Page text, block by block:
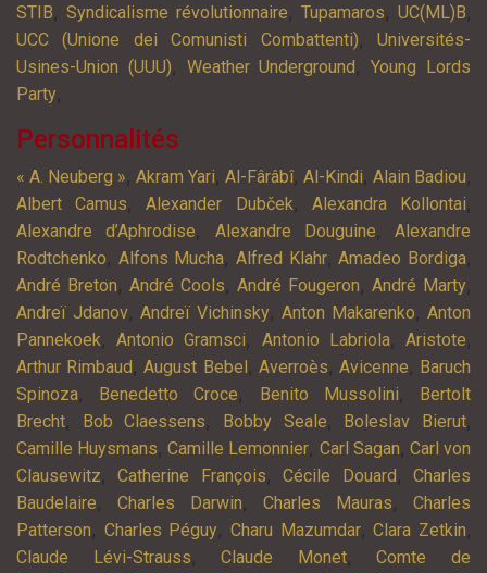
STIB, Syndicalisme révolutionnaire, Tupamaros, UC(ML)B,
UCC (Unione dei Comunisti Combattenti),Universités-
Usines-Union (UUU), Weather Underground ,Young Lords
Party,
Personnalités
« A. Neuberg », Akram Yari, Al-Fârâbî, Al-Kindi, Alain Badiou,
Albert Camus,Alexander Dubček, Alexandra Kollontai,
Alexandre d’Aphrodise, Alexandre Douguine, Alexandre
Rodtchenko, Alfons Mucha,Alfred Klahr,Amadeo Bordiga,
André Breton, André Cools, André Fougeron, André Marty,
Andreï Jdanov, Andreï Vichinsky, Anton Makarenko, Anton
Pannekoek,Antonio Gramsci, Antonio Labriola,Aristote,
Arthur Rimbaud ,August Bebel , Averroès, Avicenne, Baruch
Spinoza, Benedetto Croce, Benito Mussolini,
Bertolt
Brecht, Bob Claessens, Bobby Seale, Boleslav Bierut,
Camille Huysmans,Camille Lemonnier, Carl Sagan, Carl von
Clausewitz,Catherine François,Cécile Douard ,Charles
Baudelaire, Charles Darwin, Charles Mauras, Charles
Patterson, Charles Péguy,Charu Mazumdar,Clara Zetkin,
Claude Lévi-Strauss,Claude Monet,Comte de